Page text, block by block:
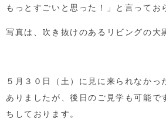
もっとすごいと思った！」と言ってお
写真は、吹き抜けのあるリビングの大
５月３０日（土）に見に来られなかっ
ありましたが、後日のご見学も可能で
ちしております。